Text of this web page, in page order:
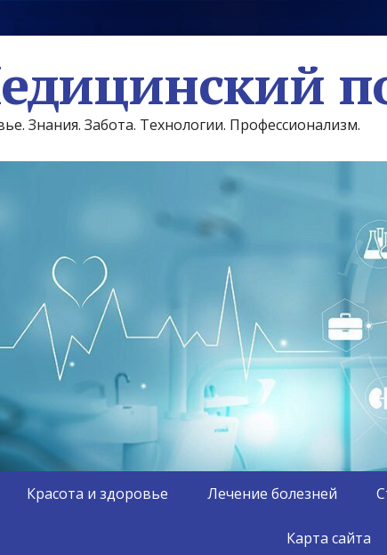
Знания. Забота. Технологии. Профессионализм.
Красота и здоровье Лечение болезней
Карта сайта